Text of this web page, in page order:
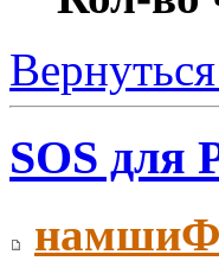
SOS для
намшиФ